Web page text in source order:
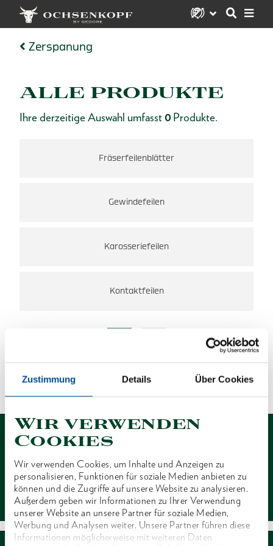
Zustimmung Details Über Cookies
Wir verwenden
Cookies
Wir verwenden Cookies, um Inhalte und Anzeigen zu
personalisieren, Funktionen für soziale Medien anbieten zu
können und die Zugriffe auf unsere Website zu analysieren.
Außerdem geben wir Informationen zu Ihrer Verwendung
unserer Website an unsere Partner für soziale Medien,
Werbung und Analysen weiter. Unsere Partner führen diese
Informationen möglicherweise mit weiteren Daten
Zerspanung
ALLE PRODUKTE
Ihre derzeitige Auswahl umfasst 0 Produkte.
Fräserfeilenblätter
Gewindefeilen
Karosseriefeilen
Kontaktfeilen
Kontakt